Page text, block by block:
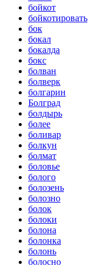
бойкот
бойкотировать
бок
бокал
бокалда
бокс
болван
болверк
болгарин
Болград
болдырь
более
боливар
болкун
болмат
боловье
болого
болозень
болозно
болок
болоки
болона
болонка
болонь
болосно